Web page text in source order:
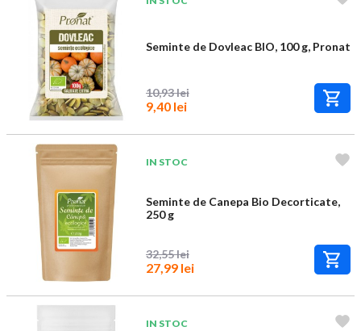
Seminte de Dovleac BIO, 100 g, Pronat
10,93 lei
9,40 lei
IN STOC
Seminte de Canepa Bio Decorticate,
250 g
32,55 lei
27,99 lei
IN STOC